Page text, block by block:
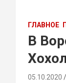
ГЛАВНОЕ
В
05.10.2020